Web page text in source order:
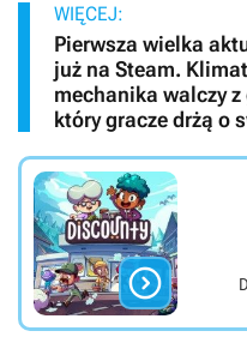
WIĘCEJ:
Pierwsza wielka
już na Steam.
mechanika walczy z
który gracze drżą o
